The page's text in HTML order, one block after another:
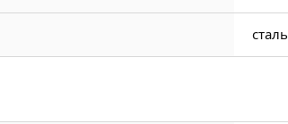
сталь